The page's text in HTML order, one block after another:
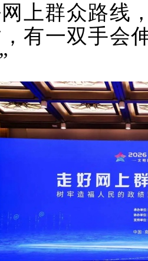
上群众路线
，有一双手会